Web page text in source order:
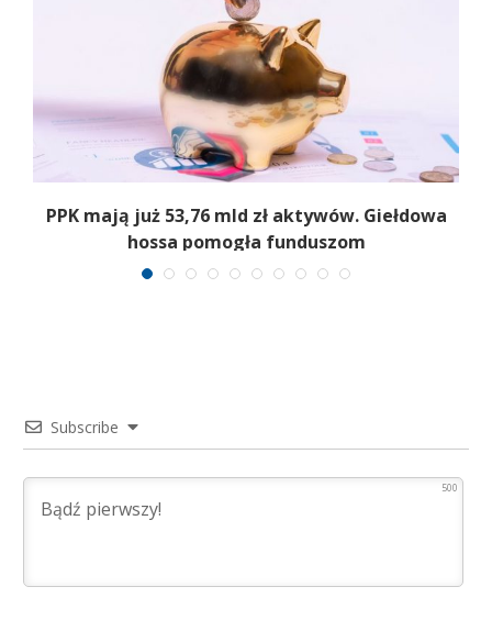
PPK mają już 53,76 mld zł aktywów. Giełdowa
hossa pomogła funduszom
Subscribe
500